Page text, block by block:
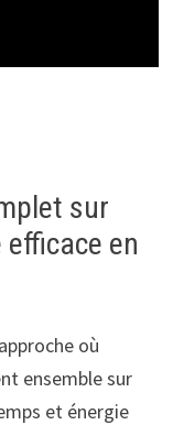
sur
en
où
ensemble sur
et énergie